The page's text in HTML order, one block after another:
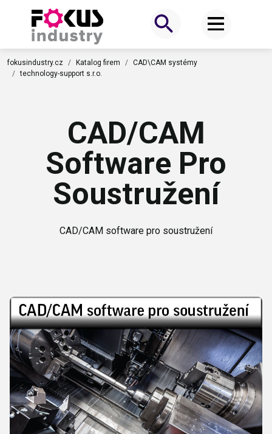
fokusindustry.cz Katalog firem
CAD\CAM systémy
technology-support s.r.o.
CAD/CAM
Software Pro
Soustružení
CAD/CAM software pro soustružení